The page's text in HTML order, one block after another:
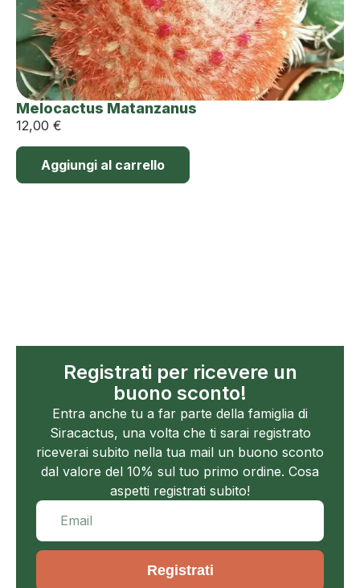
Melocactus Matanzanus
12,00 €
Aggiungi al carrello
Registrati per ricevere un
buono sconto!
Entra anche tu a far parte della famiglia di
Siracactus, una volta che ti sarai registrato
riceverai subito nella tua mail un buono sconto
dal valore del 10% sul tuo primo ordine. Cosa
aspetti registrati subito!
Registrati